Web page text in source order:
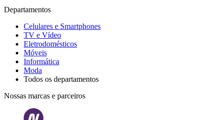
Departamentos
Celulares e Smartphones
TV e Vídeo
Eletrodomésticos
Móveis
Informática
Moda
Todos os departamentos
Nossas marcas e parceiros